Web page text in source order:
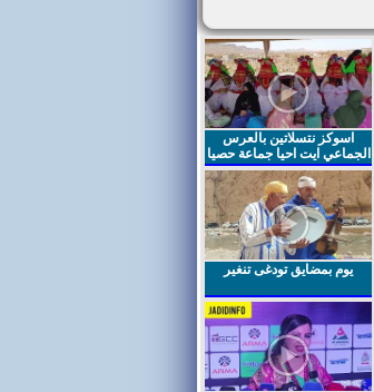
اسوكز نتسلاتين بالعرس
الجماعي ايت احيا جماعة حصيا
يوم بمضايق تودغى تنغير